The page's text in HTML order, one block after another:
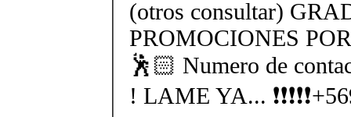
(otros consultar)
PROMOCIONES
🕺🏻 Numero de
! LAME YA...